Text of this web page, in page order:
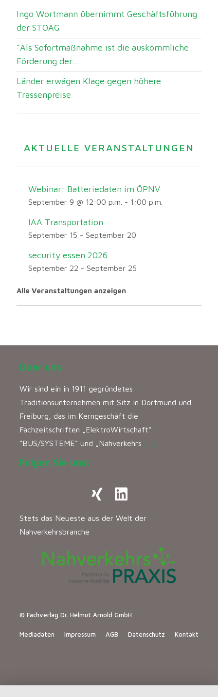
Ingo Wortmann übernimmt Geschäftsführung
der STOAG
“Als Sofortmaßnahme ist die auskömmliche
Förderung der...
Länder erwägen Klage gegen höhere
Trassenpreise
AKTUELLE VERANSTALTUNGEN
Webinar: Batteriedaten im ÖPNV
September 9 @ 12:00 p.m. - 1:00 p.m.
IAA Transportation
September 15 - September 20
security essen 2026
September 22 - September 25
Alle Veranstaltungen anzeigen
Über uns
Wir sind ein in 1911 gegründetes
Traditionsunternehmen mit Sitz in Dortmund und
Freiburg, das im Kerngeschäft die
Fachzeitschriften „ElektroWirtschaft“
“BUS/SYSTEME” und „Nahverkehrs […]
Folgen Sie uns:
Stets das Neueste aus der Welt der
Nahverkehrsbranche
© Fachverlag Dr. Helmut Arnold GmbH
Mediadaten Impressum AGB Datenschutz Kontakt